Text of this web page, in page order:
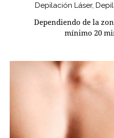
Depilación Láser,
Dependiendo de la
mínimo 20